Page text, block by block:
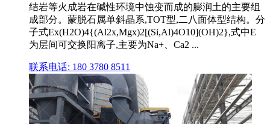
结岩等火成岩在碱性环境中蚀变而成的膨润土的主要组
成部分。蒙脱石属单斜晶系,TOT型,二八面体型结构。分
子式Ex(H2O)4{(Al2x,Mgx)2[(Si,Al)4O10](OH)2},式中E
为层间可交换阳离子,主要为Na+、Ca2 ...
联系电话: 180 3780 8511